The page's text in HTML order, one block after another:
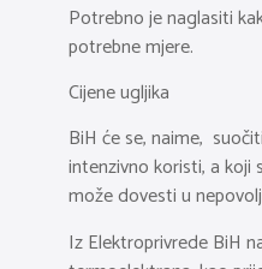
Potrebno je naglasiti
potrebne mjere.
Cijene ugljika
BiH će se, naime,
intenzivno koristi, a koji
može dovesti u
Iz Elektroprivrede BiH